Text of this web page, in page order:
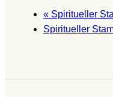
« Spiritueller
Spiritueller